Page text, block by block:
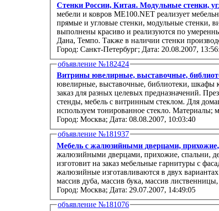
Стенки России, Китая. Модульные стенки,
мебели и ковров ME100.NET реализует
прямые и угловые стенки, модульные стенки,
выполнены красиво и реализуются по
Дана, Темпо. Также в наличии стенки
Город: Санкт-Петербург; Дата: 20.08.2007,
объявление №182424
Витрины ювелирные, выставочные,
ювелирные, выставочные, библиотеки, шкафы
заказ для разных целевых предназначений. Презентация украшений, выставочные
стенды, мебель с витринным стеклом. Для
используем тонированное стекло. Материалы;
Город: Москва; Дата: 08.08.2007, 10:03:40
объявление №181937
Мебель с жалюзийными дверцами,
жалюзийными дверцами, прихожие, спальни,
изготовит на заказ мебельные гарнитуры с
жалюзийные изготавливаются в двух
массив дуба, массив бука, массив
Город: Москва; Дата: 29.07.2007, 14:49:05
объявление №181076